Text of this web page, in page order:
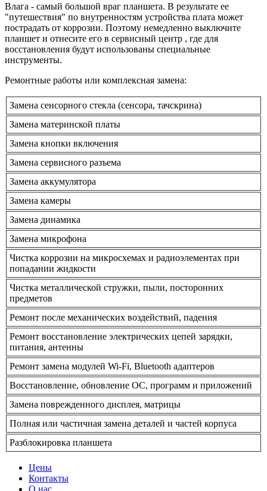
Влага - самый большой враг планшета. В результате ее
"путешествия" по внутренностям устройства плата может
пострадать от коррозии. Поэтому немедленно выключите
планшет и отнесите его в сервисный центр , где для
восстановления будут использованы специальные
инструменты.
Ремонтные работы или комплексная замена:
Замена сенсорного стекла (сенсора, тачскрина)
Замена материнской платы
Замена кнопки включения
Замена сервисного разъема
Замена аккумулятора
Замена камеры
Замена динамика
Замена микрофона
Чистка коррозии на микросхемах и радиоэлементах при
попадании жидкости
Чистка металлической стружки, пыли, посторонних
предметов
Ремонт после механических воздействий, падения
Ремонт восстановление электрических цепей зарядки,
питания, антенны
Ремонт замена модулей Wi-Fi, Bluetooth адаптеров
Восстановление, обновление ОС, программ и приложений
Замена поврежденного дисплея, матрицы
Полная или частичная замена деталей и частей корпуса
Разблокировка планшета
Цены
Контакты
О нас